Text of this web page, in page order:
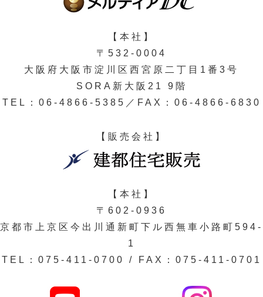
【本社】
〒532-0004
大阪府大阪市淀川区西宮原二丁目1番3号
SORA新大阪21 9階
TEL：06-4866-5385／FAX：06-4866-6830
【販売会社】
【本社】
〒602-0936
京都市上京区今出川通新町下ル西無車小路町594-
1
TEL：075-411-0700 / FAX：075-411-0701